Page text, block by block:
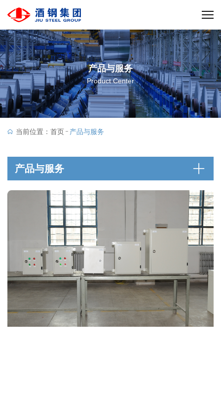
产品与服务
Product Center
当前位置： 首页 产品与服务
产品与服务